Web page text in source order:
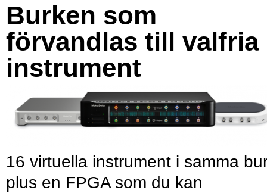
Burken som
förvandlas till valfria
instrument
16 virtuella instrument i samma
plus en FPGA som du kan